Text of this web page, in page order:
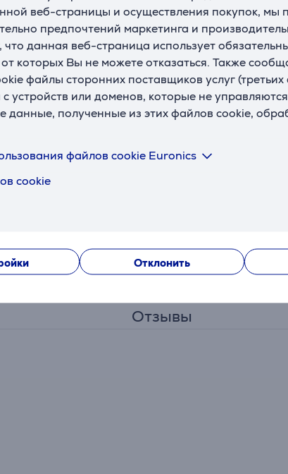
веб-страницы и осуществления покупок, мы
предпочтений маркетинга и
что данная веб-страница использует
которых Вы не можете отказаться. Также
файлы сторонних поставщиков услуг
устройств или доменов, которые не
данные, полученные из этих файлов cookie,
файлов cookie Euronics
cookie
Отклонить
из полированной нержавеющей стали
молоком.
температуры и царапинам. Он подходит
запахов и сохраняет их свежесть. Толстое дно
силиконовые адаптеры, белый и черный,
сдержанным нордическим очарованием.
Отзывы